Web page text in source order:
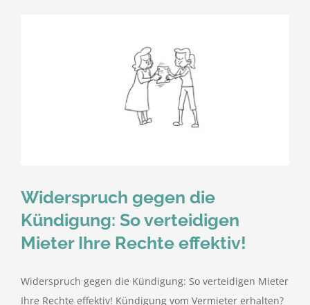
Widerspruch gegen die
Kündigung: So verteidigen
Mieter Ihre Rechte effektiv!
Widerspruch gegen die Kündigung: So verteidigen Mieter
Ihre Rechte effektiv! Kündigung vom Vermieter erhalten?